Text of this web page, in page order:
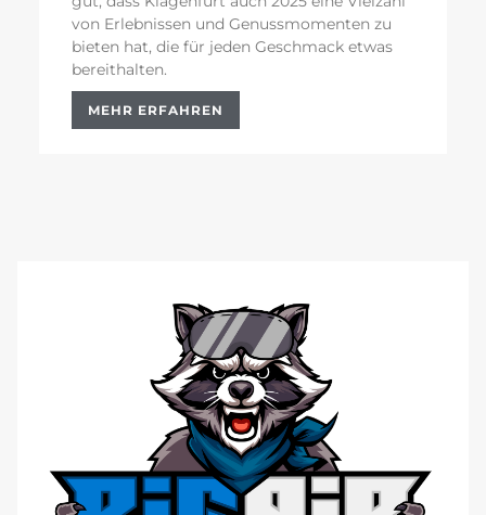
von Erlebnissen und Genussmomenten zu
bieten hat, die für jeden Geschmack etwas
bereithalten.
MEHR ERFAHREN